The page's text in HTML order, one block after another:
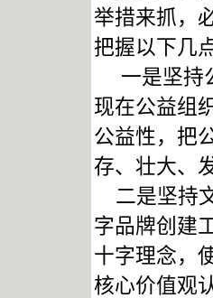
举措来抓，
把握以下几点
一是坚持
现在公益组
公益性，把
存、壮大、
二是坚持
字品牌创建
十字理念，
核心价值观